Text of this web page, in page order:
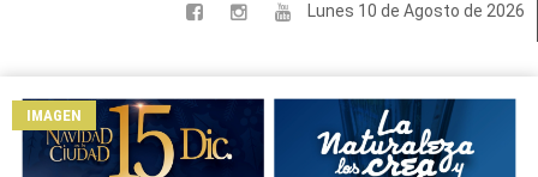
Lunes 10 de Agosto de 2026
LOCALES
DEPORTES
IMAGEN